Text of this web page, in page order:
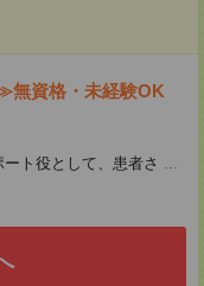
無資格・未経験OK
ト役として、患者さ ...